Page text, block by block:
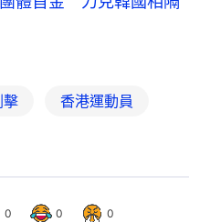
擊 香港運動員
0 0 0